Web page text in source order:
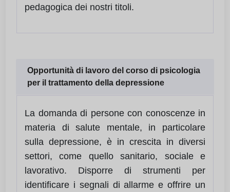
pedagogica dei nostri titoli.
Opportunità di lavoro del corso di psicologia
per il trattamento della depressione
La domanda di persone con conoscenze in
materia di salute mentale, in particolare
sulla depressione, è in crescita in diversi
settori, come quello sanitario, sociale e
lavorativo. Disporre di strumenti per
identificare i segnali di allarme e offrire un